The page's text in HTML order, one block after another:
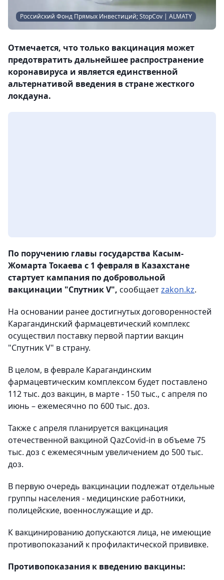
Российский Фонд Прямых Инвестиций; StopCov | ALMATY
Отмечается, что только вакцинация может
предотвратить дальнейшее распространение
коронавируса и является единственной
альтернативой введения в стране жесткого
локдауна.
По поручению главы государства Касым-
Жомарта Токаева с 1 февраля в Казахстане
стартует кампания по добровольной
вакцинации "Спутник V", сообщаетzakon.kz.
На основании ранее достигнутых договоренностей
Карагандинский фармацевтический комплекс
осуществил поставку первой партии вакцин
"Спутник V" в страну.
В целом, в феврале Карагандинским
фармацевтическим комплексом будет поставлено
112 тыс. доз вакцин, в марте - 150 тыс., с апреля по
июнь – ежемесячно по 600 тыс. доз.
Также с апреля планируется вакцинация
отечественной вакциной QazCovid-in в объеме 75
тыс. доз с ежемесячным увеличением до 500 тыс.
доз.
В первую очередь вакцинации подлежат отдельные
группы населения - медицинские работники,
полицейские, военнослужащие и др.
К вакцинированию допускаются лица, не имеющие
противопоказаний к профилактической прививке.
Противопоказания к введению вакцины: